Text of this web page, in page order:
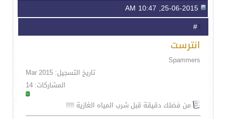
1
انترست
Spammers
تاريخ التسجيل: Mar 2015
المشاركات: 14
من فضلك دقيقة قبل شرب المياه الغازية !!!!